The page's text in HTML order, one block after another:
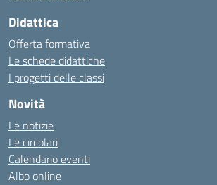
Didattica
Offerta formativa
Le schede didattiche
I progetti delle classi
Novità
Le notizie
Le circolari
Calendario eventi
Albo online